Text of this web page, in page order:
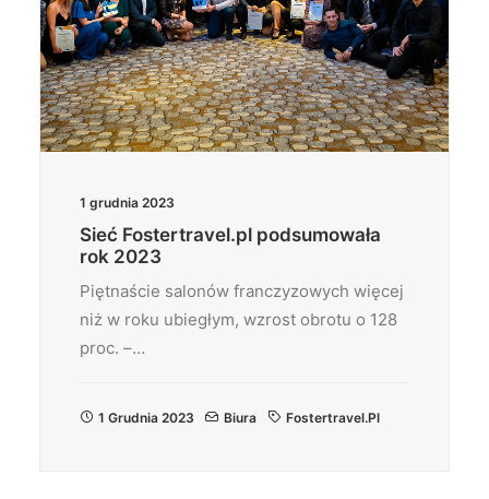
1 grudnia 2023
Sieć Fostertravel.pl podsumowała
rok 2023
Piętnaście salonów franczyzowych więcej
niż w roku ubiegłym, wzrost obrotu o 128
proc. –…
1 Grudnia 2023 Biura Fostertravel.pl